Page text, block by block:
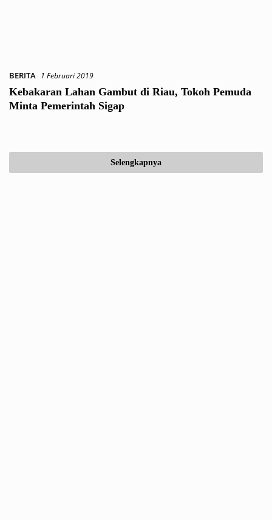
BERITA 1 Februari 2019
Kebakaran Lahan Gambut di Riau, Tokoh Pemuda
Minta Pemerintah Sigap
Selengkapnya